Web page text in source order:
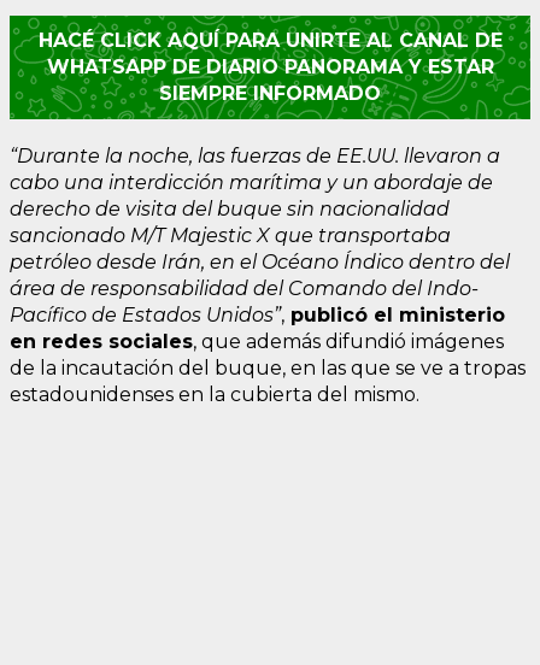
HACÉ CLICK AQUÍ PARA UNIRTE AL CANAL DE
WHATSAPP DE DIARIO PANORAMA Y ESTAR
SIEMPRE INFORMADO
“Durante la noche, las fuerzas de EE.UU. llevaron a
cabo una interdicción marítima y un abordaje de
derecho de visita del buque sin nacionalidad
sancionado M/T Majestic X que transportaba
petróleo desde Irán, en el Océano Índico dentro del
área de responsabilidad del Comando del Indo-
Pacífico de Estados Unidos”, publicó el ministerio
en redes sociales, que además difundió imágenes
de la incautación del buque, en las que se ve a tropas
estadounidenses en la cubierta del mismo.